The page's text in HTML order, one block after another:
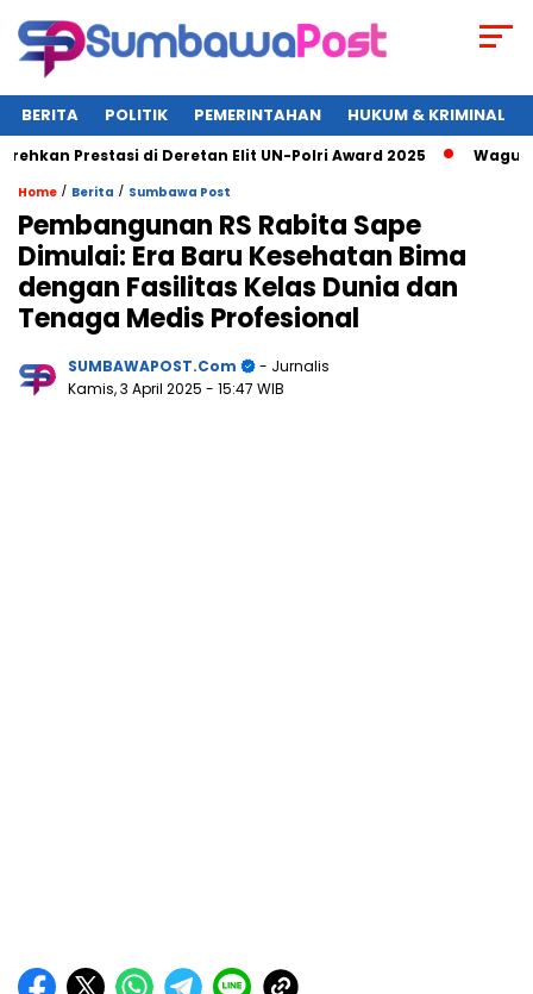
BERITA POLITIK PEMERINTAHAN HUKUM & KRIMINAL
Prestasi di Deretan Elit UN-Polri Award 2025 Wagub
Home / Berita / Sumbawa Post
Pembangunan RS Rabita Sape
Dimulai: Era Baru Kesehatan Bima
dengan Fasilitas Kelas Dunia dan
Tenaga Medis Profesional
SUMBAWAPOST.com
- Jurnalis
Kamis, 3 April 2025 - 15:47 WIB